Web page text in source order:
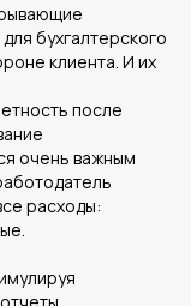
бухгалтерского
клиента. И их
после
очень важным
расходы: